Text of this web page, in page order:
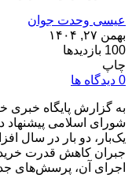
عیسی وحدت جوان
بهمن ۲۷, ۱۴۰۴
100 بازدیدها
چاپ
0 دیدگاه ها
به گزارش پایگاه خبری
شورای اسلامی پیشنهاد
یک‌بار، دو بار در سال
جبران کاهش قدرت خرید
اجرای آن، پرسش‌های